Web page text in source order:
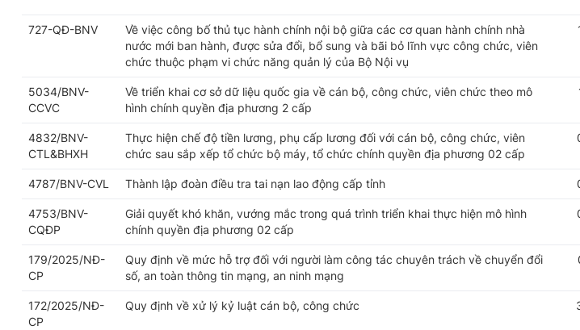
727-QĐ-BNV
Về việc công bố thủ tục hành chính nội bộ giữa các cơ quan hành chính nhà
nước mới ban hành, được sửa đổi, bổ sung và bãi bỏ lĩnh vực công chức, viên
chức thuộc phạm vi chức năng quản lý của Bộ Nội vụ
5034/BNV-
CCVC
Về triển khai cơ sở dữ liệu quốc gia về cán bộ, công chức, viên chức theo mô
hình chính quyền địa phương 2 cấp
4832/BNV-
CTL&BHXH
Thực hiện chế độ tiền lương, phụ cấp lương đối với cán bộ, công chức, viên
chức sau sắp xếp tổ chức bộ máy, tổ chức chính quyền địa phương 02 cấp
4787/BNV-CVL Thành lập đoàn điều tra tai nạn lao động cấp tỉnh
4753/BNV-
CQĐP
Giải quyết khó khăn, vướng mắc trong quá trình triển khai thực hiện mô hình
chính quyền địa phương 02 cấp
179/2025/NĐ-
CP
Quy định về mức hỗ trợ đối với người làm công tác chuyên trách về chuyển đổi
số, an toàn thông tin mạng, an ninh mạng
172/2025/NĐ-
CP
Quy định về xử lý kỷ luật cán bộ, công chức